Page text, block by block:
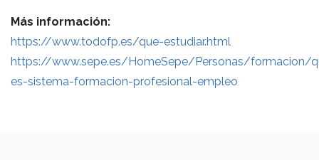
Más información:
https://www.todofp.es/que-estudiar.html
https://www.sepe.es/HomeSepe/Personas/formacion/
es-sistema-formacion-profesional-empleo